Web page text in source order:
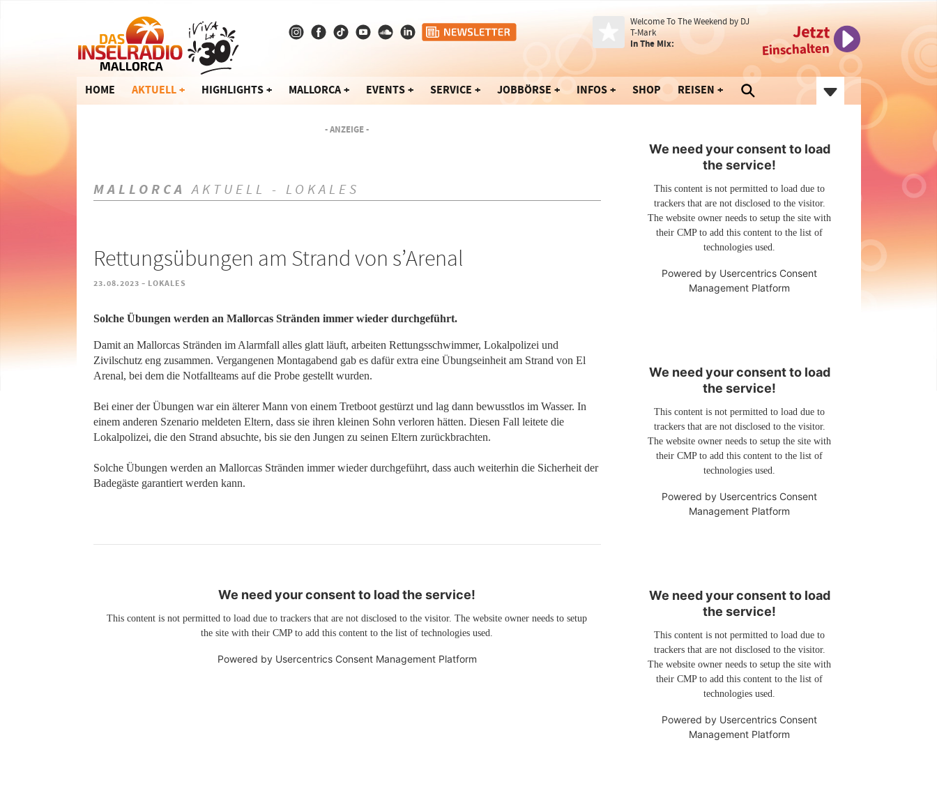
Welcome To The Weekend by DJ
T-Mark
In The Mix:
Jetzt
Einschalten
HOME AKTUELL HIGHLIGHTS MALLORCA EVENTS SERVICE JOBBÖRSE INFOS SHOP REISEN
- ANZEIGE -
MALLORCA AKTUELL - LOKALES
Rettungsübungen am Strand von s’Arenal
23.08.2023 - LOKALES
Solche Übungen werden an Mallorcas Stränden immer wieder durchgeführt.
Damit an Mallorcas Stränden im Alarmfall alles glatt läuft, arbeiten Rettungsschwimmer, Lokalpolizei und
Zivilschutz eng zusammen. Vergangenen Montagabend gab es dafür extra eine Übungseinheit am Strand von El
Arenal, bei dem die Notfallteams auf die Probe gestellt wurden.
Bei einer der Übungen war ein älterer Mann von einem Tretboot gestürzt und lag dann bewusstlos im Wasser. In
einem anderen Szenario meldeten Eltern, dass sie ihren kleinen Sohn verloren hätten. Diesen Fall leitete die
Lokalpolizei, die den Strand absuchte, bis sie den Jungen zu seinen Eltern zurückbrachten.
Solche Übungen werden an Mallorcas Stränden immer wieder durchgeführt, dass auch weiterhin die Sicherheit der
Badegäste garantiert werden kann.
We need your consent to load the service!
This content is not permitted to load due to trackers that are not disclosed to the visitor. The website owner needs to setup
the site with their CMP to add this content to the list of technologies used.
Powered by Usercentrics Consent Management Platform
We need your consent to load
the service!
This content is not permitted to load due to
trackers that are not disclosed to the visitor.
The website owner needs to setup the site with
their CMP to add this content to the list of
technologies used.
Powered by Usercentrics Consent
Management Platform
We need your consent to load
the service!
This content is not permitted to load due to
trackers that are not disclosed to the visitor.
The website owner needs to setup the site with
their CMP to add this content to the list of
technologies used.
Powered by Usercentrics Consent
Management Platform
We need your consent to load
the service!
This content is not permitted to load due to
trackers that are not disclosed to the visitor.
The website owner needs to setup the site with
their CMP to add this content to the list of
technologies used.
Powered by Usercentrics Consent
Management Platform